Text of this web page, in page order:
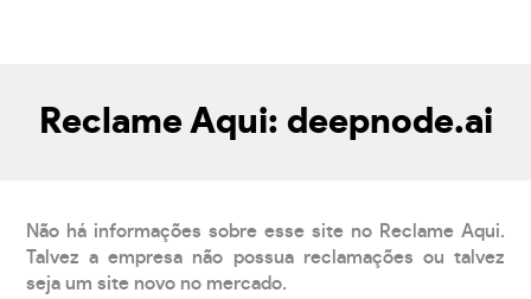
Reclame Aqui: deepnode.ai
Não há informações sobre esse site no Reclame Aqui.
Talvez a empresa não possua reclamações ou talvez
seja um site novo no mercado.